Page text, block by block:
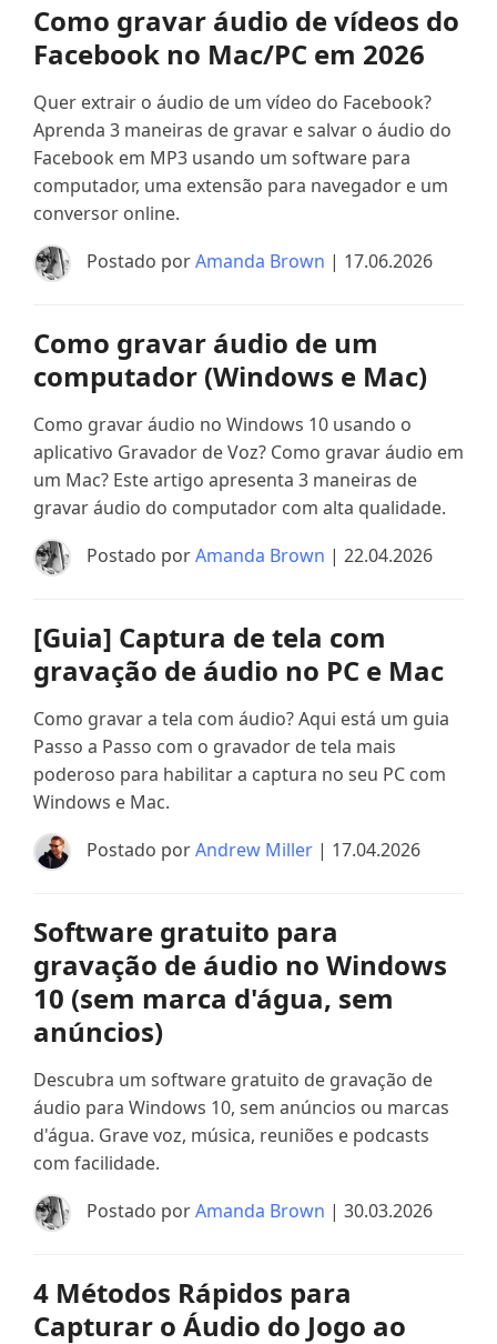
Como gravar áudio de vídeos do
Facebook no Mac/PC em 2026
Quer extrair o áudio de um vídeo do Facebook?
Aprenda 3 maneiras de gravar e salvar o áudio do
Facebook em MP3 usando um software para
computador, uma extensão para navegador e um
conversor online.
Postado porAmanda Brown | 17.06.2026
Como gravar áudio de um
computador (Windows e Mac)
Como gravar áudio no Windows 10 usando o
aplicativo Gravador de Voz? Como gravar áudio em
um Mac? Este artigo apresenta 3 maneiras de
gravar áudio do computador com alta qualidade.
Postado porAmanda Brown | 22.04.2026
[Guia] Captura de tela com
gravação de áudio no PC e Mac
Como gravar a tela com áudio? Aqui está um guia
Passo a Passo com o gravador de tela mais
poderoso para habilitar a captura no seu PC com
Windows e Mac.
Postado porAndrew Miller | 17.04.2026
Software gratuito para
gravação de áudio no Windows
10 (sem marca d'água, sem
anúncios)
Descubra um software gratuito de gravação de
áudio para Windows 10, sem anúncios ou marcas
d'água. Grave voz, música, reuniões e podcasts
com facilidade.
Postado porAmanda Brown | 30.03.2026
4 Métodos Rápidos para
Capturar o Áudio do Jogo ao